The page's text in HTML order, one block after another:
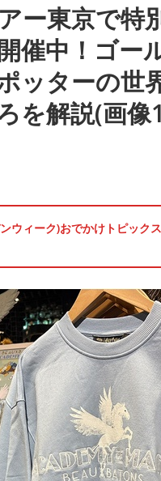
ー東京で特
催中！ゴー
ッターの世
を解説(画像
ウィーク)おでかけトピック